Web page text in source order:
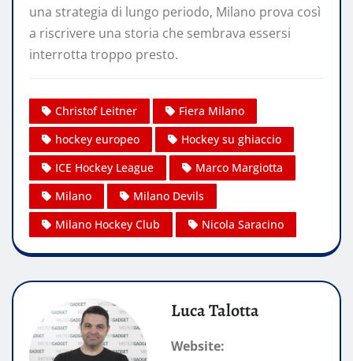
una strategia di lungo periodo, Milano prova così
a riscrivere una storia che sembrava essersi
interrotta troppo presto.
Christof Leitner
Fiera Milano
hockey europeo
Hockey su ghiaccio
ICE Hockey League
Marco Margiotta
Milano
Milano Devils
Milano Hockey Club
Nicola Saracino
Luca Talotta
Website: